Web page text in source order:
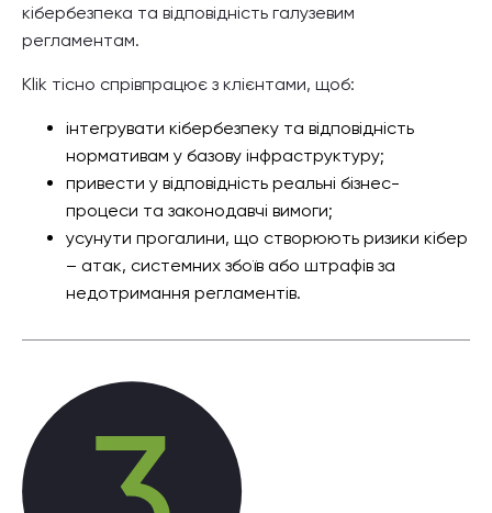
кібербезпека та відповідність галузевим
регламентам.
Klik тісно спрівпрацює з клієнтами, щоб:
інтегрувати кібербезпеку та відповідність
нормативам у базову інфраструктуру;
привести у відповідність реальні бізнес-
процеси та законодавчі вимоги;
усунути прогалини, що створюють ризики кібер
– атак, системних збоїв або штрафів за
недотримання регламентів.